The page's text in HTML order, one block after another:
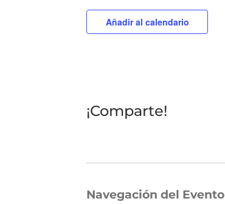
Añadir al calendario
¡Comparte!
Navegación del Evento